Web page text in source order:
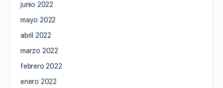
junio 2022
mayo 2022
abril 2022
marzo 2022
febrero 2022
enero 2022